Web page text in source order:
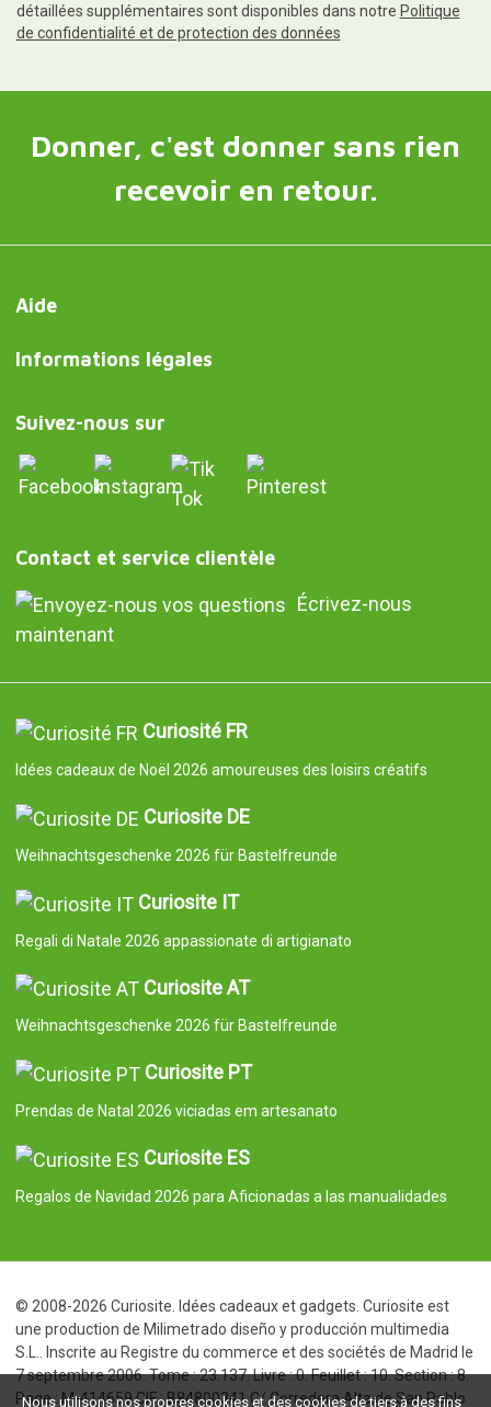
détaillées supplémentaires sont disponibles dans notre Politique
de confidentialité et de protection des données
Donner, c'est donner sans rien
recevoir en retour.
Aide
Informations légales
Suivez-nous sur
Contact et service clientèle
Écrivez-nous
maintenant
Curiosité FR
Idées cadeaux de Noël 2026 amoureuses des loisirs créatifs
Curiosite DE
Weihnachtsgeschenke 2026 für Bastelfreunde
Curiosite IT
Regali di Natale 2026 appassionate di artigianato
Curiosite AT
Weihnachtsgeschenke 2026 für Bastelfreunde
Curiosite PT
Prendas de Natal 2026 viciadas em artesanato
Curiosite ES
Regalos de Navidad 2026 para Aficionadas a las manualidades
© 2008-2026 Curiosite. Idées cadeaux et gadgets. Curiosite est
une production de Milimetrado diseño y producción multimedia
S.L.. Inscrite au Registre du commerce et des sociétés de Madrid le
7 septembre 2006. Tome : 23.137. Livre : 0. Feuillet : 10. Section : 8.
Page : M-414659 CIF : B84800341 C/ Corredera Alta de San Pablo
Nous utilisons nos propres cookies et des cookies de tiers à des fins